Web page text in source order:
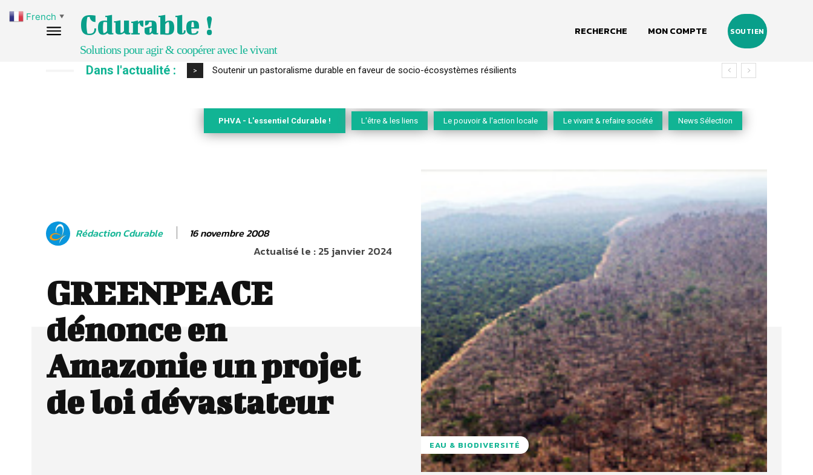
Cdurable !
Solutions pour agir & coopérer avec le vivant
RECHERCHE MON COMPTE SOUTIEN
Dans l'actualité : > S’inspirer de l’arbre pour un modèle économique régénératif du vivant …
PHVA - L'essentiel Cdurable ! L'être & les liens Le pouvoir & l'action locale Le vivant & refaire société News Sélection
Rédaction Cdurable 16 novembre 2008
Actualisé le :25 janvier 2024
GREENPEACE
dénonce en
Amazonie un projet
de loi dévastateur
EAU & BIODIVERSITÉ
French ▼